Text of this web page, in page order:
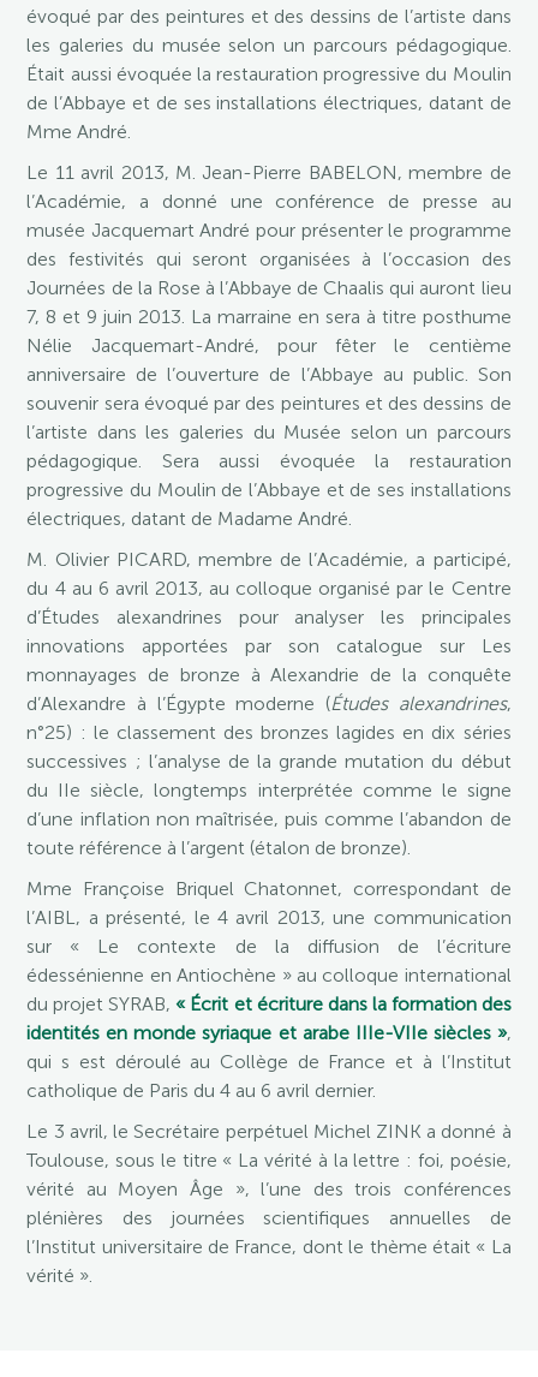
évoqué par des peintures et des dessins de l’artiste dans
les galeries du musée selon un parcours pédagogique.
Était aussi évoquée la restauration progressive du Moulin
de l’Abbaye et de ses installations électriques, datant de
Mme André.
Le 11 avril 2013, M. Jean-Pierre BABELON, membre de
l’Académie, a donné une conférence de presse au
musée Jacquemart André pour présenter le programme
des festivités qui seront organisées à l’occasion des
Journées de la Rose à l’Abbaye de Chaalis qui auront lieu
7, 8 et 9 juin 2013. La marraine en sera à titre posthume
Nélie Jacquemart-André, pour fêter le centième
anniversaire de l’ouverture de l’Abbaye au public. Son
souvenir sera évoqué par des peintures et des dessins de
l’artiste dans les galeries du Musée selon un parcours
pédagogique. Sera aussi évoquée la restauration
progressive du Moulin de l’Abbaye et de ses installations
électriques, datant de Madame André.
M. Olivier PICARD, membre de l’Académie, a participé,
du 4 au 6 avril 2013, au colloque organisé par le Centre
d’Études alexandrines pour analyser les principales
innovations apportées par son catalogue sur Les
monnayages de bronze à Alexandrie de la conquête
d’Alexandre à l’Égypte moderne (Études alexandrines,
n°25) : le classement des bronzes lagides en dix séries
successives ; l’analyse de la grande mutation du début
du IIe siècle, longtemps interprétée comme le signe
d’une inflation non maîtrisée, puis comme l’abandon de
toute référence à l’argent (étalon de bronze).
Mme Françoise Briquel Chatonnet, correspondant de
l’AIBL, a présenté, le 4 avril 2013, une communication
sur « Le contexte de la diffusion de l’écriture
édessénienne en Antiochène » au colloque international
du projet SYRAB,« Écrit et écriture dans la formation des
identités en monde syriaque et arabe IIIe-VIIe siècles »,
qui s est déroulé au Collège de France et à l’Institut
catholique de Paris du 4 au 6 avril dernier.
Le 3 avril, le Secrétaire perpétuel Michel ZINK a donné à
Toulouse, sous le titre « La vérité à la lettre : foi, poésie,
vérité au Moyen Âge », l’une des trois conférences
plénières des journées scientifiques annuelles de
l’Institut universitaire de France, dont le thème était « La
vérité ».